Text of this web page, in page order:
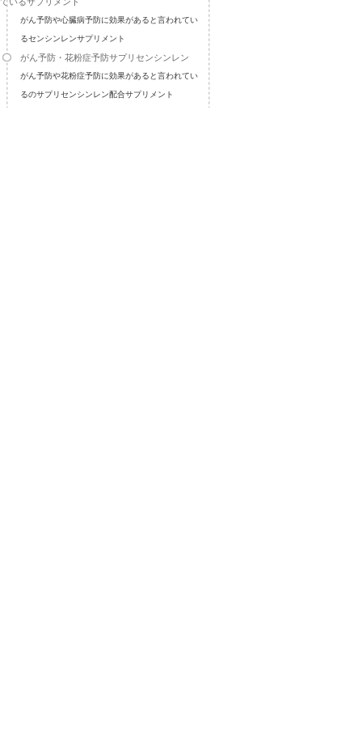
がん予防や心臓病予防に効果があると言われてい
るセンシンレンサプリメント
がん予防・花粉症予防サプリセンシンレン
がん予防や花粉症予防に効果があると言われてい
るのサプリセンシンレン配合サプリメント